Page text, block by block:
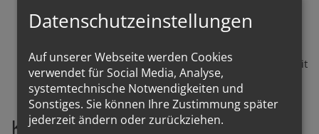
Ruhige, von Gitarre begleitete Melodien der jüngeren
G.Ph.Telemann, W.A.Mozart, frz.Renaissance: Duos mit
Geige, Flöte, Oboe oder Cello
Kontakt
Datenschutzeinstellungen
Auf unserer Webseite werden Cookies
verwendet für Social Media, Analyse,
systemtechnische Notwendigkeiten und
Sonstiges. Sie können Ihre Zustimmung später
jederzeit ändern oder zurückziehen.